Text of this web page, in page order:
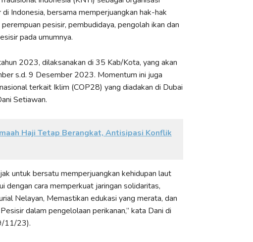
Indonesia, bersama memperjuangkan hak-hak
pesisir, pembudidaya, pengolah ikan dan
pada umumnya.
2023, dilaksanakan di 35 Kab/Kota, yang akan
s.d. 9 Desember 2023. Momentum ini juga
terkait Iklim (COP28) yang diadakan di Dubai
Setiawan.
Haji Tetap Berangkat, Antisipasi Konflik
untuk bersatu memperjuangkan kehidupan laut
dengan cara memperkuat jaringan solidaritas,
Nelayan, Memastikan edukasi yang merata, dan
dalam pengelolaan perikanan,” kata Dani di
11/23).